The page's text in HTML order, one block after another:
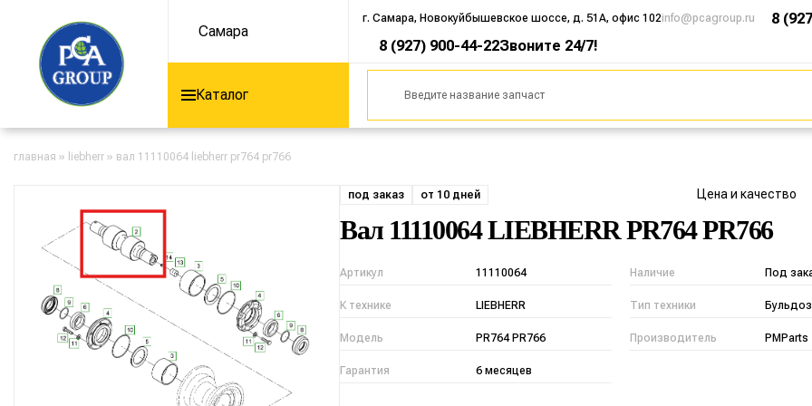
Самара
г. Самара, Новокуйбышевское шоссе, д. 51А, офис 102info@pcagroup.ru
8
8 (927) 900-44-22Звоните 24/7!
Каталог
главная » liebherr » вал 11110064 liebherr pr764 pr766
под заказ от 10 дней Цена и качество
Вал 11110064 LIEBHERR PR764 PR766
Артикул 11110064 Наличие Под
К технике LIEBHERR Тип техники
Модель PR764 PR766 Производитель PMParts
Гарантия 6 месяцев